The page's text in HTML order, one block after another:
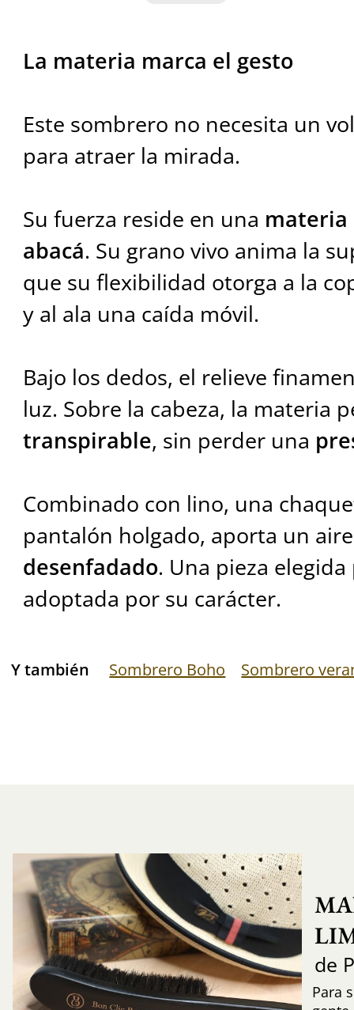
La materia marca el gesto
Este sombrero no necesita un
para atraer la mirada.
Su fuerza reside en una materia
abacá. Su grano vivo anima la
que su flexibilidad otorga a la
y al ala una caída móvil.
Bajo los dedos, el relieve
luz. Sobre la cabeza, la materia
transpirable, sin perder una
Combinado con lino, una
pantalón holgado, aporta un
desenfadado. Una pieza
adoptada por su carácter.
Y también Sombrero Boho Sombrero
de
Para